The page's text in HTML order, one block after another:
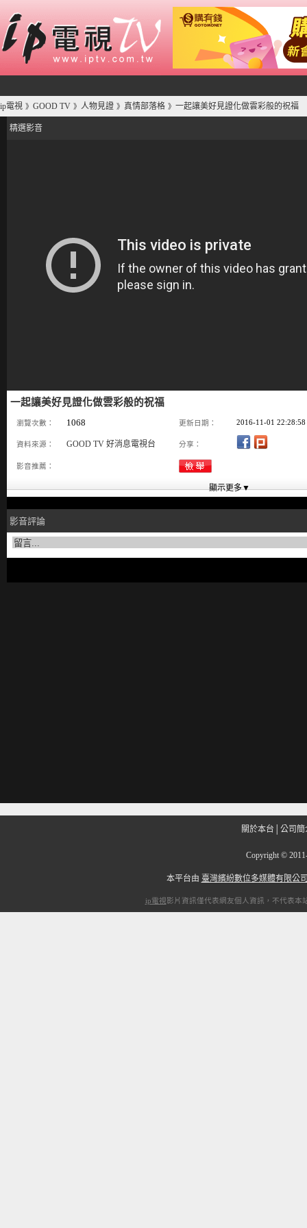
ip電視 》 GOOD TV 》 人物見證 》 真情部落格 》 一起讓美好見證化做雲彩般的祝福
精選影音
一起讓美好見證化做雲彩般的祝福
瀏覽次數： 1068 更新日期： 2016-11-01 22:28:58
資料來源： GOOD TV 好消息電視台 分享：
影音推薦：
影音評論
關於本台 公司簡
Copyright ©
本平台由 臺灣繽紛數位多媒體有限公
ip電視影片資訊僅代表網友個人資訊，不代表本